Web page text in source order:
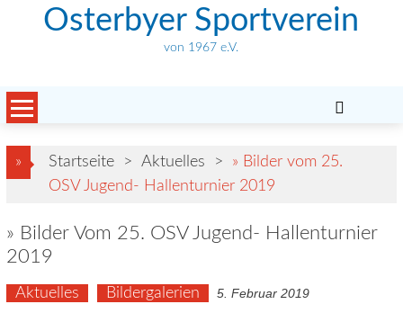
Osterbyer Sportverein
von 1967 e.V.
» Startseite > Aktuelles >
» Bilder vom 25.
OSV Jugend- Hallenturnier 2019
» Bilder Vom 25. OSV Jugend- Hallenturnier
2019
Aktuelles Bildergalerien 5. Februar 2019